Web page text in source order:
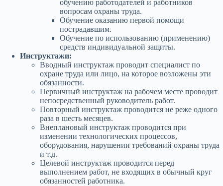
обучению работодателей и работников
вопросам охраны труда.
Обучение оказанию первой помощи
пострадавшим.
Обучение по использованию (применению)
средств индивидуальной защиты.
Инструктажи:
Вводный инструктаж проводит специалист по
охране труда или лицо, на которое возложены эти
обязанности.
Первичный инструктаж на рабочем месте проводит
непосредственный руководитель работ.
Повторный инструктаж проводится не реже одного
раза в шесть месяцев.
Внеплановый инструктаж проводится при
изменении технологических процессов,
оборудования, нарушении требований охраны труда
и т.д.
Целевой инструктаж проводится перед
выполнением работ, не входящих в обычный круг
обязанностей работника.